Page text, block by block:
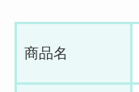
商品名